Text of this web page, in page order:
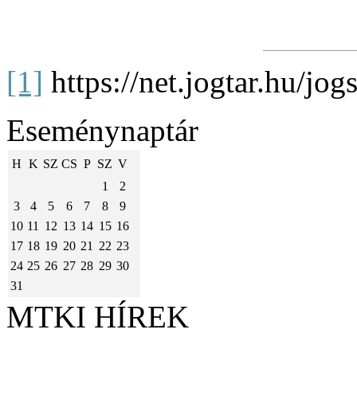
[1] https://net.jogtar.hu/
Eseménynaptár
H K SZ CS P SZ V
1
2
3
4 5 6 7 8
9
10 11 12 13 14 15 16
17 18 19 20 21 22 23
24 25 26 27 28 29 30
31
MTKI HÍREK